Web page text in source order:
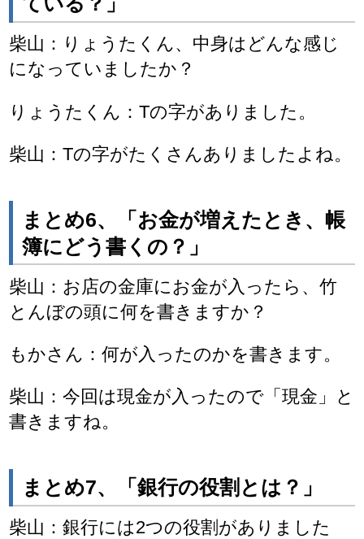
柴山：りょうたくん、中身はどんな感じ
になっていましたか？
りょうたくん：Tの字がありました。
柴山：Tの字がたくさんありましたよね。
まとめ6、「お金が増えたとき、帳
簿にどう書くの？」
柴山：お店の金庫にお金が入ったら、竹
とんぼの頭に何を書きますか？
もかさん：何が入ったのかを書きます。
柴山：今回は現金が入ったので「現金」と
書きますね。
まとめ7、「銀行の役割とは？」
柴山：銀行には2つの役割がありました